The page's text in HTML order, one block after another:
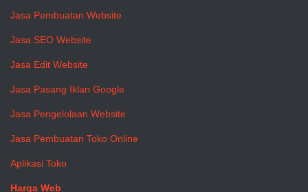
Jasa Pembuatan Website
Jasa SEO Website
Jasa Edit Website
Jasa Pasang Iklan Google
Jasa Pengelolaan Website
Jasa Pembuatan Toko Online
Aplikasi Toko
Harga Web